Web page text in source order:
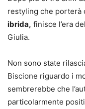
restyling che porterà
ibrida, finisce l’era
Giulia.
Non sono state
Biscione riguardo i
sembrerebbe che
particolarmente